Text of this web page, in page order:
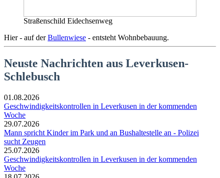
Straßenschild Eidechsenweg
Hier - auf derBullenwiese - entsteht Wohnbebauung.
Neuste Nachrichten aus Leverkusen-
Schlebusch
01.08.2026
Geschwindigkeitskontrollen in Leverkusen in der kommenden
Woche
29.07.2026
Mann spricht Kinder im Park und an Bushaltestelle an - Polizei
sucht Zeugen
25.07.2026
Geschwindigkeitskontrollen in Leverkusen in der kommenden
Woche